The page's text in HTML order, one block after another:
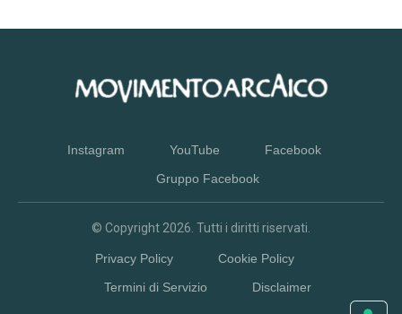
Instagram YouTube
Facebook
Gruppo Facebook
© Copyright 2026 . Tutti i diritti riservati.
Privacy Policy
Cookie Policy
Termini di Servizio
Disclaimer